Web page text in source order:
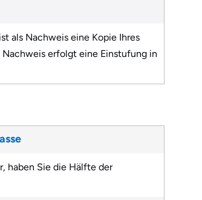
als Nachweis eine Kopie Ihres
erfolgt eine Einstufung in
haben Sie die Hälfte der